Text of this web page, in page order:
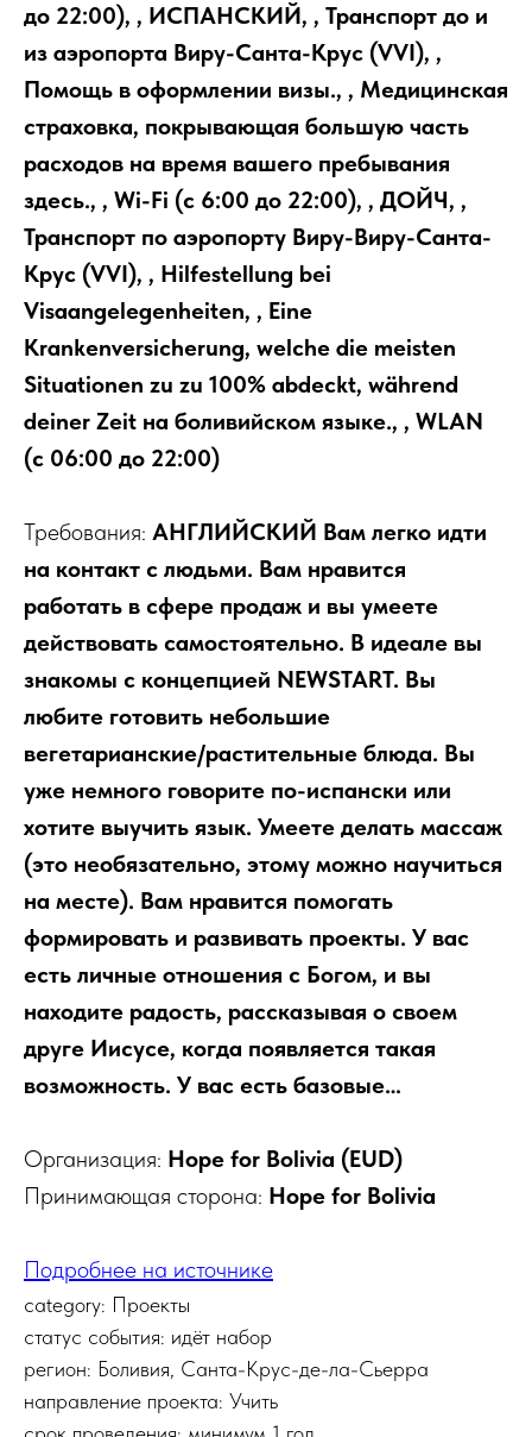
до 22:00), , ИСПАНСКИЙ, , Транспорт до и
из аэропорта Виру-Санта-Крус (VVI), ,
Помощь в оформлении визы., , Медицинская
страховка, покрывающая большую часть
расходов на время вашего пребывания
здесь., , Wi-Fi (с 6:00 до 22:00), , ДОЙЧ, ,
Транспорт по аэропорту Виру-Виру-Санта-
Крус (VVI), , Hilfestellung bei
Visaangelegenheiten, , Eine
Krankenversicherung, welche die meisten
Situationen zu zu 100% abdeckt, während
deiner Zeit на боливийском языке., , WLAN
(с 06:00 до 22:00)
Требования: АНГЛИЙСКИЙ Вам легко идти
на контакт с людьми. Вам нравится
работать в сфере продаж и вы умеете
действовать самостоятельно. В идеале вы
знакомы с концепцией NEWSTART. Вы
любите готовить небольшие
вегетарианские/растительные блюда. Вы
уже немного говорите по-испански или
хотите выучить язык. Умеете делать массаж
(это необязательно, этому можно научиться
на месте). Вам нравится помогать
формировать и развивать проекты. У вас
есть личные отношения с Богом, и вы
находите радость, рассказывая о своем
друге Иисусе, когда появляется такая
возможность. У вас есть базовые…
Организация: Hope for Bolivia (EUD)
Принимающая сторона: Hope for Bolivia
Подробнее на источнике
category: Проекты
статус события: идёт набор
регион: Боливия, Санта-Крус-де-ла-Сьерра
направление проекта: Учить